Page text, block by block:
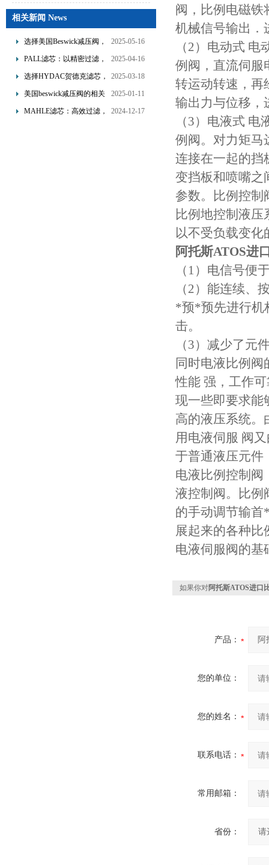
相关新闻 News
选择美国Beswick减压阀，
提升流体系统效率
2025-05-16
PALL滤芯：以精密过滤，
为工业流体筑起“隐形安全
2025-04-16
选择HYDAC贺德克滤芯，
享受精准过滤与稳定性能
2025-03-18
美国beswick减压阀的相关
知识
2025-01-11
MAHLE滤芯：高效过滤，
2024-12-17
阀，比例电磁
机械信号输出．
（2）电动式
例阀，直流伺
转运动转速，再
输出力与位移，
（3）电液式
例阀。对力矩
连接在一起的挡
变挡板和喷嘴之
参数。比例控
比例地控制液
以不受负载变化
阿托斯ATOS进
（1）电信号便
（2）能连续、
*预*预先进行机
击。
（3）减少了元
同时电液比例
性能 强，工作
现一些即要求能
高的液压系统。
用电液伺服 阀
于普通液压元件
电液比例控制阀
液控制阀。比例
的手动调节输
展起来的各种
电液伺服阀的基
如果你对阿托斯ATOS进口
产品：
您的单位：
您的姓名：
联系电话：
常用邮箱：
省份：